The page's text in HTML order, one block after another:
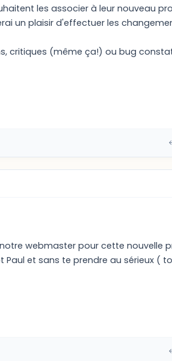
les associer à leur nouveau
un plaisir d'effectuer les
critiques (même ça!) ou bug
webmaster pour cette nouvelle
et sans te prendre au sérieux (